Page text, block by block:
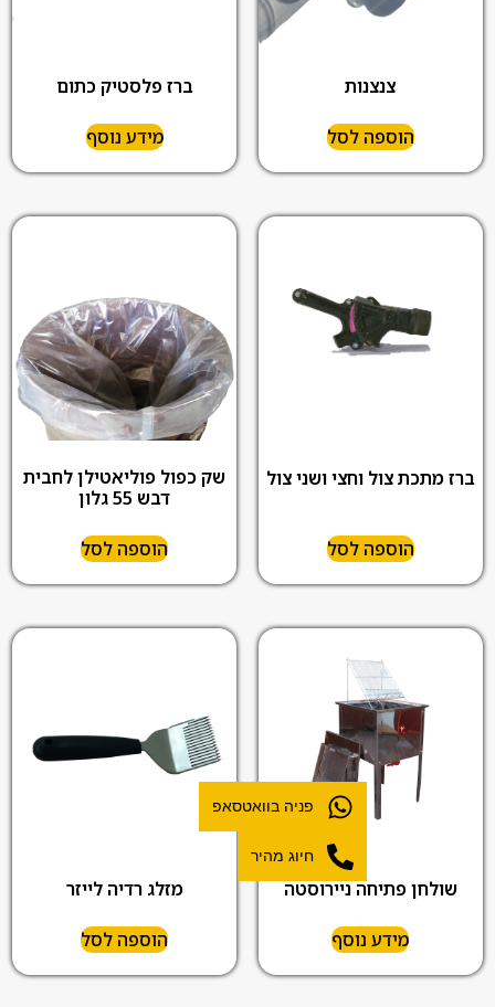
צנצנות
הוספה לסל
ברז פלסטיק כתום
מידע נוסף
ברז מתכת צול וחצי ושני צול
הוספה לסל
שק כפול פוליאטילן לחבית
דבש 55 גלון
הוספה לסל
שולחן פתיחה ניירוסטה
מידע נוסף
מזלג רדיה לייזר
הוספה לסל
פניה בוואטסאפ
חיוג מהיר